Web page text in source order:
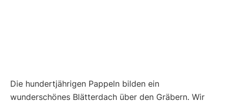
Die hundertjährigen Pappeln bilden ein
wunderschönes Blätterdach über den Gräbern. Wir